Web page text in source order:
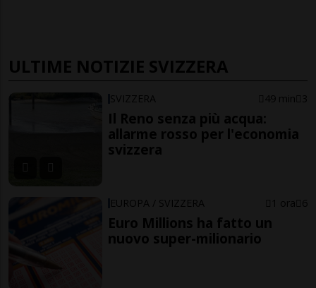
ULTIME NOTIZIE SVIZZERA
SVIZZERA 49 min 3
Il Reno senza più acqua:
allarme rosso per l'economia
svizzera
EUROPA / SVIZZERA 1 ora 6
Euro Millions ha fatto un
nuovo super-milionario